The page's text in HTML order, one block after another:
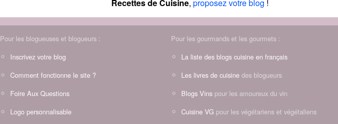
Recettes de Cuisine,proposez votre blog !
Pour les blogueuses et blogueurs :
Inscrivez votre blog
Comment fonctionne le site ?
Foire Aux Questions
Logo personnalisable
Pour les gourmands et les gourmets :
La liste des blogs cuisine en français
Les livres de cuisine des blogueurs
Blogs Vins pour les amoureux du vin
Cuisine VG pour les végétariens et végétaliens